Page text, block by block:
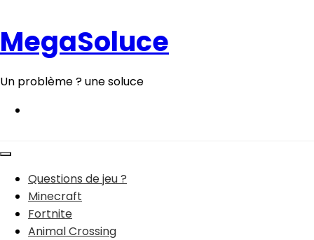
contenu
MegaSoluce
Un problème ? une soluce
Questions de jeu ?
Minecraft
Fortnite
Animal Crossing